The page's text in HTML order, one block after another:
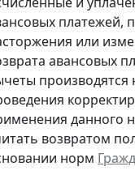
платежей,
или
авансовых
производятся
данного
возвратом
норм